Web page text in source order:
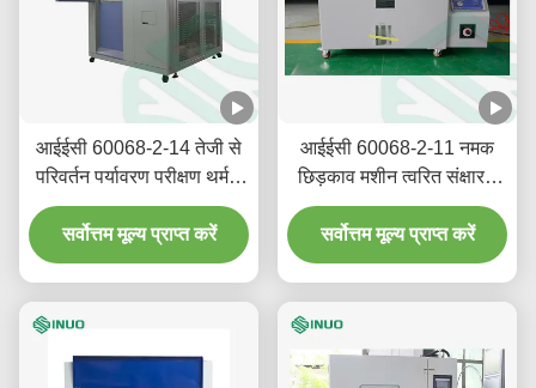
आईईसी 60068-2-14 तेजी से
परिवर्तन पर्यावरण परीक्षण थर्मल
सदमे परीक्षण कक्ष
सर्वोत्तम मूल्य प्राप्त करें
आईईसी 60068-2-11 नमक
छिड़काव मशीन त्वरित संक्षारण
परीक्षण उपकरण
सर्वोत्तम मूल्य प्राप्त करें